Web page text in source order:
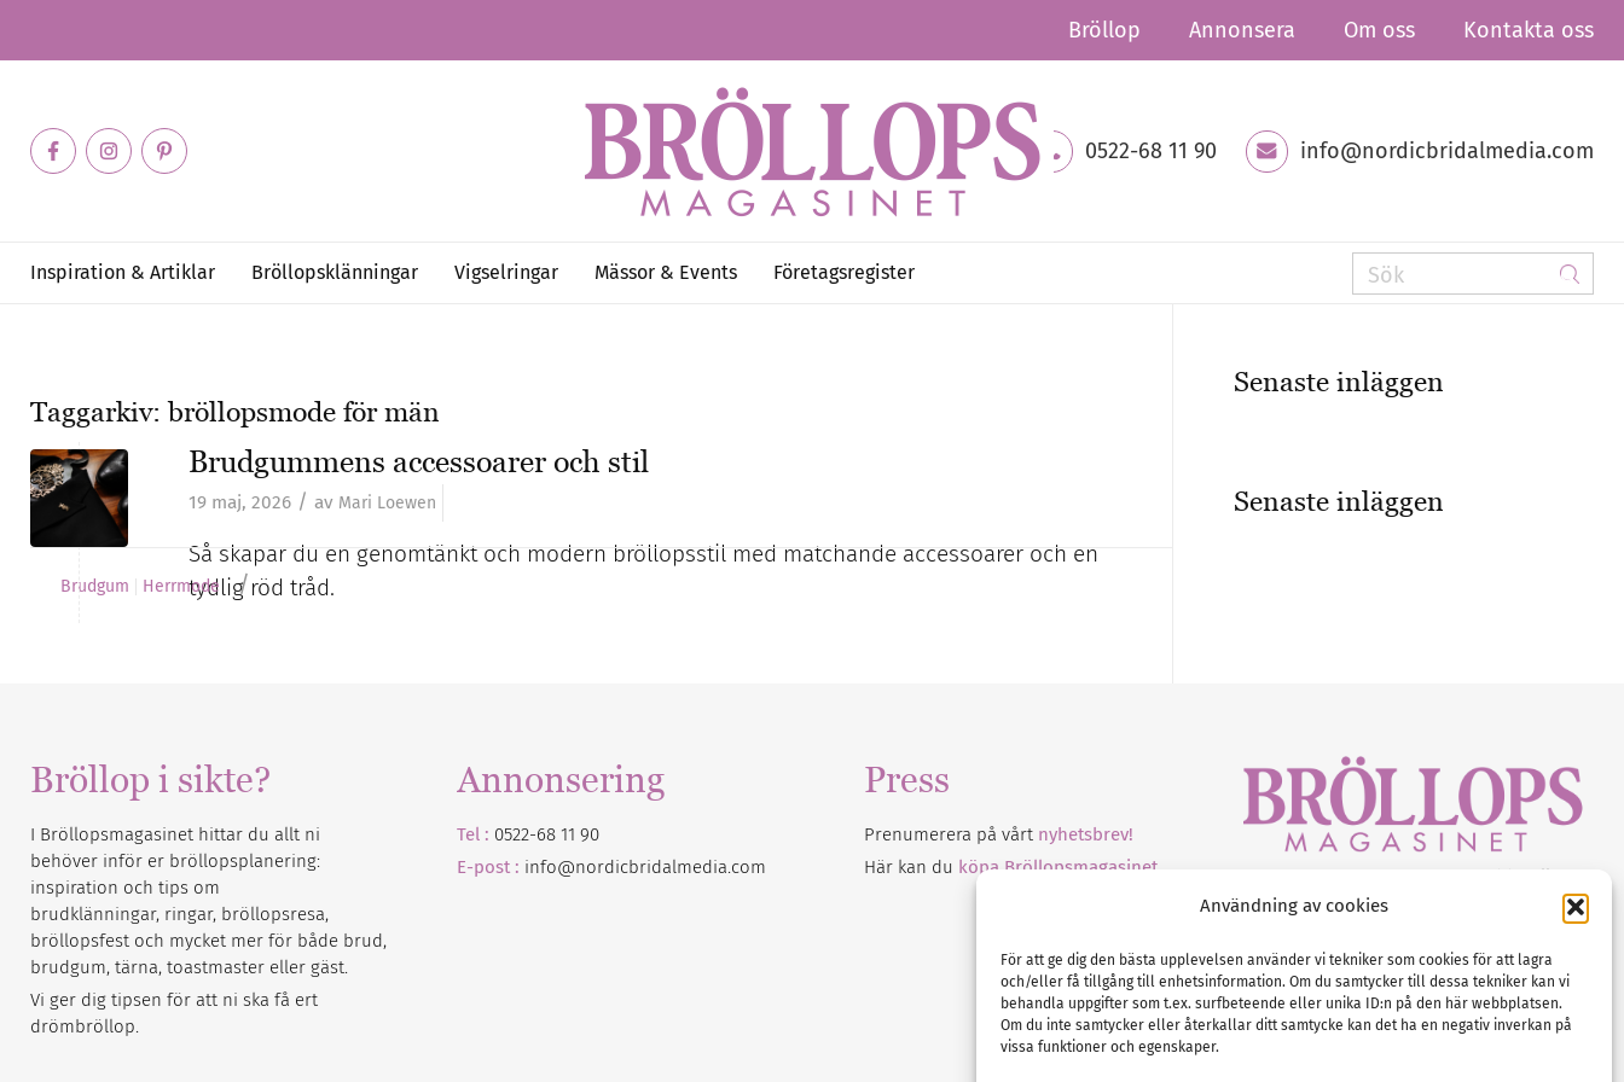
Användning av cookies
För att ge dig den bästa upplevelsen använder vi tekniker som cookies för att lagra
och/eller få tillgång till enhetsinformation. Om du samtycker till dessa tekniker kan vi
behandla uppgifter som t.ex. surfbeteende eller unika ID:n på den här webbplatsen.
Om du inte samtycker eller återkallar ditt samtycke kan det ha en negativ inverkan på
vissa funktioner och egenskaper.
Bröllop Annonsera Om oss Kontakta oss
0522-68 11 90 info@nordicbridalmedia.com
Inspiration & Artiklar Bröllopsklänningar Vigselringar Mässor & Events Företagsregister
Taggarkiv:bröllopsmode för män
Brudgummens accessoarer och stil
19 maj, 2026 / av Mari Loewen
Så skapar du en genomtänkt och modern bröllopsstil med matchande accessoarer och en
tydlig röd tråd.
Brudgum Herrmode /
Senaste inläggen
Senaste inläggen
Bröllop i sikte?
I Bröllopsmagasinet hittar du allt ni
behöver inför er bröllopsplanering:
inspiration och tips om
brudklänningar, ringar, bröllopsresa,
bröllopsfest och mycket mer för både brud,
brudgum, tärna, toastmaster eller gäst.
Vi ger dig tipsen för att ni ska få ert
drömbröllop.
Annonsering
Tel : 0522-68 11 90
E-post : info@nordicbridalmedia.com
Press
Prenumerera på vårt nyhetsbrev!
Här kan du köpa Bröllopsmagasinet
Tel :0522-68 11 90
Nordic Bridal Media
(c) All rights reserved.
Org.nr: SE 5171000119